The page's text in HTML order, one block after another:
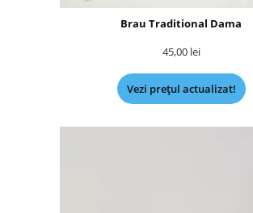
Brau Traditional Dama
45,00 lei
Vezi prețul actualizat!